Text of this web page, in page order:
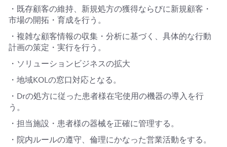
・既存顧客の維持、新規処方の獲得ならびに新規顧客・
市場の開拓・育成を行う。
・複雑な顧客情報の収集・分析に基づく、具体的な行動
計画の策定・実行を行う。
・ソリューションビジネスの拡大
・地域KOLの窓口対応となる。
・Drの処方に従った患者様在宅使用の機器の導入を行
う。
・担当施設・患者様の器械を正確に管理する。
・院内ルールの遵守、倫理にかなった営業活動をする。